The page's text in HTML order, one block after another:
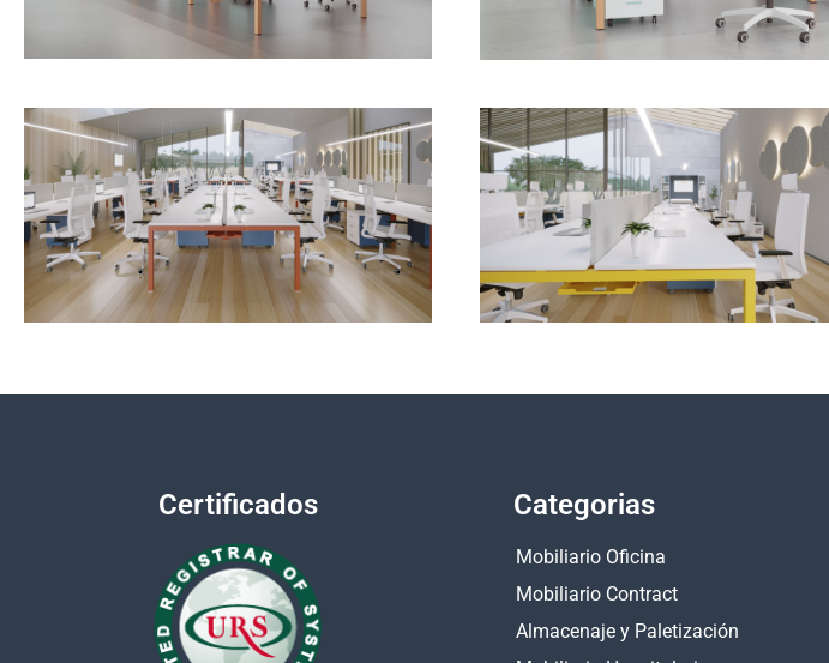
Certificados Categorias
Mobiliario Oficina
Mobiliario Contract
Almacenaje y Paletización